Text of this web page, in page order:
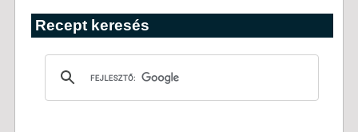
Recept keresés